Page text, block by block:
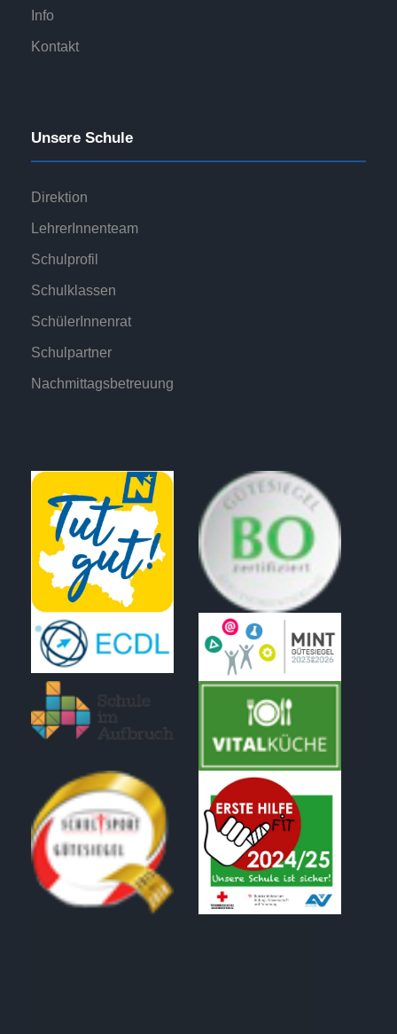
Info
Kontakt
Unsere Schule
Direktion
LehrerInnenteam
Schulprofil
Schulklassen
SchülerInnenrat
Schulpartner
Nachmittagsbetreuung